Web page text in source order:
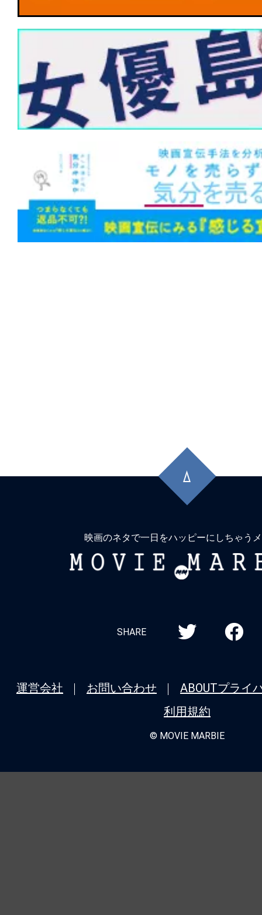
頭
に
映画のネタで一日をハッピーにしちゃう
MOVIE
SHARE
運営会社 お問い合わせ ABOUTプライ
利用規約
© MOVIE MARBIE